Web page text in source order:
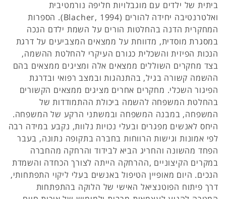
ביתית של ילדים עם מוגבלויות חליפה נורמטיבית
ואלטרנטיבה יחידה להורים (Blacher, 1994). הספרות
המחקרית הדנה בהחלטות הורים על השמת ילדם הנכה
במסגרת מוסדית, מדווחת על ממצאים המצביעים על דרגת
הנכות הפיזית והשכלית כגורם העיקרי להחלטת ההשמה,
בצד מחקרים השוללים ממצאים אלה ומציגים ממצאים בהם
ההשמה קשורה בגיל, בהתנהגות ובמצב רפואי ובדרגת
הפיגור השכלי. מחקרים אחרים מציגים ממצאים הקשורים
בהחלטת המשפחה להשמה ביכולת ההתמודדות של
המשפחה, במבנה המשפחה ובמשתני הרקע של המשפחה.
היחס לאנשים מפגרים ובעלי נכויות נלוות, נקבע במידה רבה
לפי אמונות וגישות הרווחות בחברה בתקופה נתונה, בעבר
הפחד מהשונה והחריג הביא לבידוד והרחקה מהחברה
במקרים הקיצוניים ,ההרחקה הייתה לצורך הכחדה והשמדת
הנכים. היום מאופיין הטיפול באנשים בעלי ליקוי התפתחותי,
דרך פיתוח הפוטנציאל האישי של הלוקה בהתפתחות